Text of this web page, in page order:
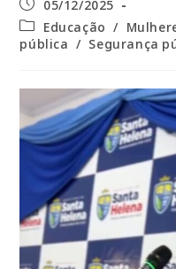
publicado:
05/12/2025
Categoria
do
Educação /
pública / Segurança